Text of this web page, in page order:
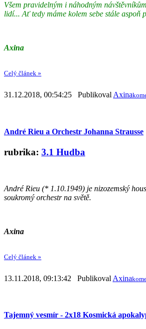
Všem pravidelným i náhodným
lidí... Ať tedy máme kolem sebe stále
Axina
Celý článek »
31.12.2018, 00:54:25 Publikoval Axina
André Rieu a Orchestr Johanna Strausse
rubrika: 3.1 Hudba
André Rieu (* 1.10.1949) je nizozemský
soukromý orchestr na světě.
Axina
Celý článek »
13.11.2018, 09:13:42 Publikoval Axina
Tajemný vesmír - 2x18 Kosmická